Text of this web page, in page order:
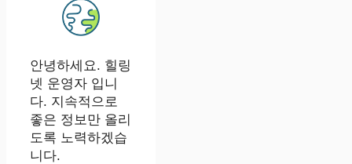
안녕하세요. 힐링
넷 운영자 입니
다. 지속적으로
좋은 정보만 올리
도록 노력하겠습
니다.